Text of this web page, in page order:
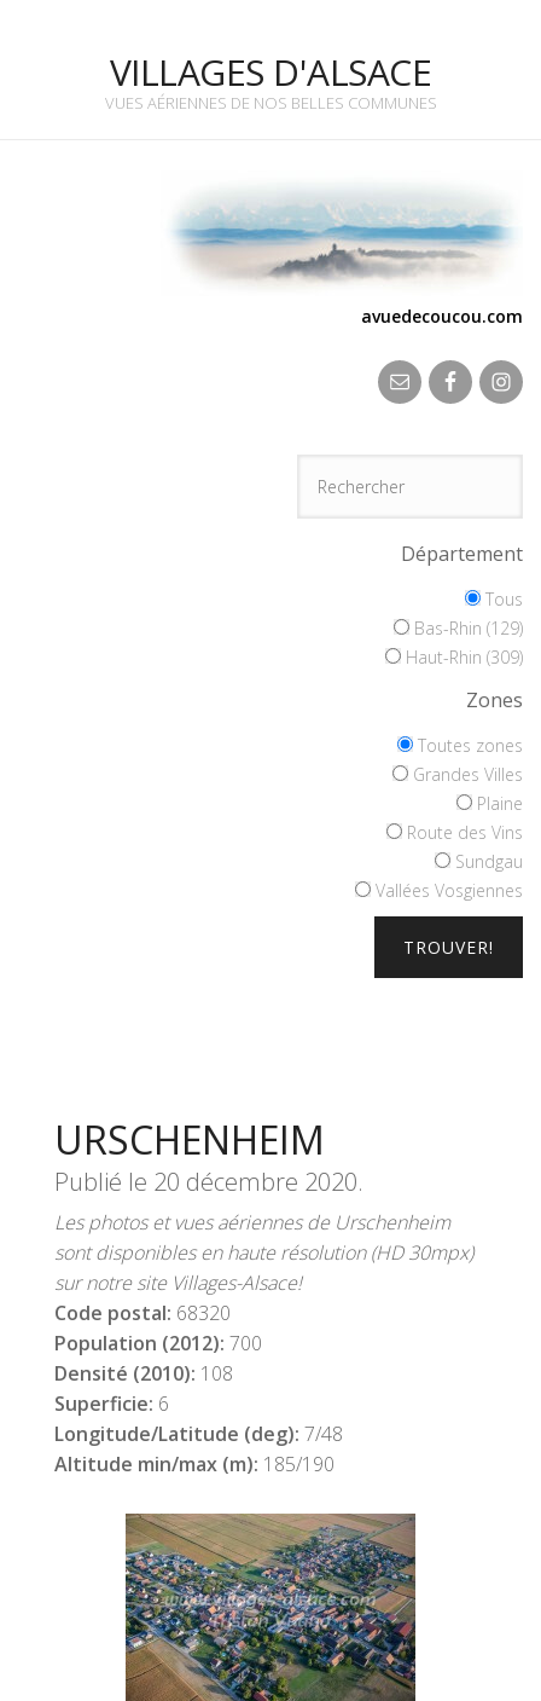
VILLAGES D'ALSACE
VUES AÉRIENNES DE NOS BELLES COMMUNES
avuedecoucou.com
Département
Tous
Bas-Rhin (129)
Haut-Rhin (309)
Zones
Toutes zones
Grandes Villes
Plaine
Route des Vins
Sundgau
Vallées Vosgiennes
URSCHENHEIM
Publié le 20 décembre 2020.
Les photos et vues aériennes de Urschenheim
sont disponibles en haute résolution (HD 30mpx)
sur notre site Villages-Alsace!
Code postal: 68320
Population (2012): 700
Densité (2010): 108
Superficie: 6
Longitude/Latitude (deg): 7/48
Altitude min/max (m): 185/190